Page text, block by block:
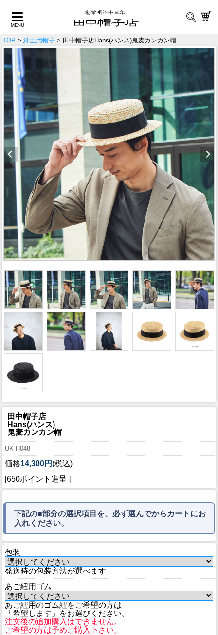
TOP > 紳士用帽子 > 田中帽子店Hans(ハンス)鬼麦カンカン帽
田中帽子店
Hans(ハンス)
鬼麦カンカン帽
UK-H048
価格14,300円 (税込)
[650ポイント進呈 ]
下記の■部分の選択項目を、必ず選んでからカートにお
入れください。
包装
発送時の包装方法が選べます
あご紐用ゴム
あご紐用のゴム紐をご希望の方は
「希望します」をお選びください。
注文後の追加購入はできません。
ご希望の方は予めご購入下さい。